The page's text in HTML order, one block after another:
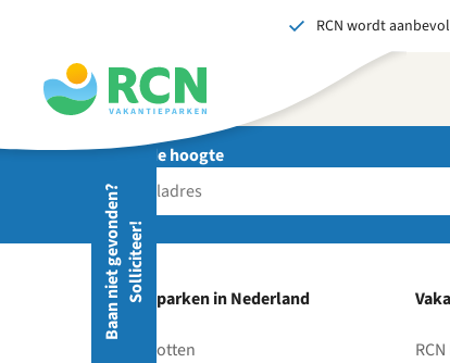
hoofdnavigatie
hoofdinhoud
voettekstinhoud
RCN wordt
B
a
a
n
n
i
e
t
g
e
v
on
d
e
n
?
S
o
l
l
i
c
i
t
e
e
r!
Blijf op de hoogte
Vakantieparken in Nederland
RCN de Potten